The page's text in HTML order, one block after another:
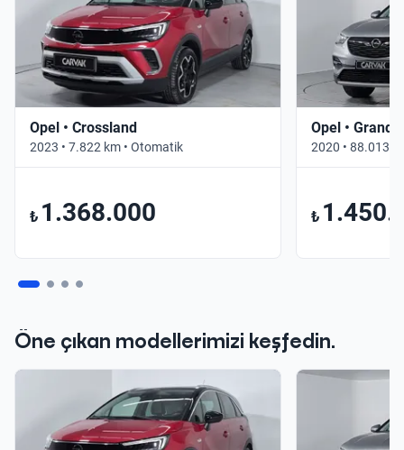
Opel • Crossland
2023 • 7.822 km • Otomatik
₺ 1.368.000
Opel •
2020 • 88.013
₺
Öne çıkan modellerimizi keşfedin.